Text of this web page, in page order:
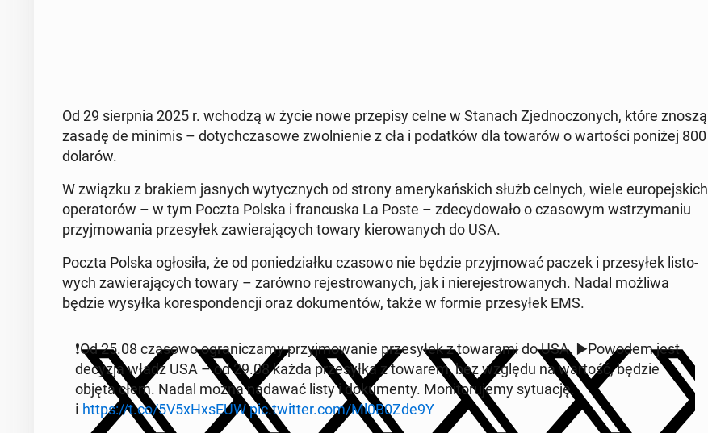
Od 29 sierp­nia 2025 r. wchodzą w życie nowe prze­pi­sy celne w Stanach Zjed­no­czo­nych, które znoszą
zasadę de minimis – do­tych­cza­so­we zwol­nie­nie z cła i po­dat­ków dla towarów o war­to­ści poniżej 800
dolarów.
W związku z brakiem jasnych wy­tycz­nych od strony ame­ry­kań­skich służb celnych, wiele eu­ro­pej­skich
ope­ra­to­rów – w tym Poczta Polska i fran­cu­ska La Poste – zde­cy­do­wa­ło o cza­so­wym wstrzy­ma­niu
przyj­mo­wa­nia prze­sy­łek za­wie­ra­ją­cych towary kie­ro­wa­nych do USA.
Poczta Polska ogło­si­ła, że od po­nie­dział­ku czasowo nie będzie przyj­mo­wać paczek i prze­sy­łek li­sto­
wych za­wie­ra­ją­cych towary – zarówno re­je­stro­wa­nych, jak i nie­re­je­stro­wa­nych. Nadal możliwa
będzie wysyłka ko­re­spon­den­cji oraz do­ku­men­tów, także w formie prze­sy­łek EMS.
❗️Od 25.08 czasowo ogra­ni­cza­my przyj­mo­wa­nie prze­sy­łek z to­wa­ra­mi do USA. ▶️Po­wo­dem jest
decyzja władz USA – od 29.08 każda prze­sył­ka z towarem, bez względu na wartość, będzie
objęta cłem. Nadal można nadawać listy i do­ku­men­ty. Mo­ni­to­ru­je­my sy­tu­ację.
ℹ️ https://t.co/5V5xHxsEUWpic.twitter.com/Ml0B0Zde9Y